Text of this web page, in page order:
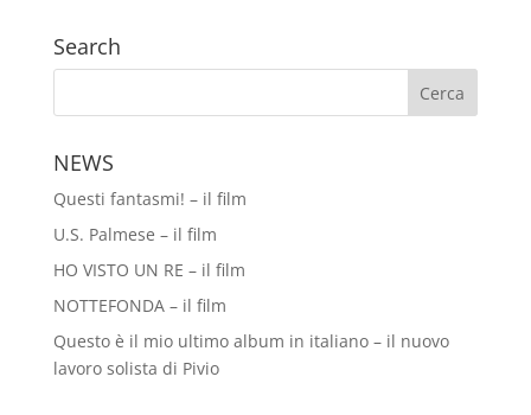
Search
NEWS
Questi fantasmi! – il film
U.S. Palmese – il film
HO VISTO UN RE – il film
NOTTEFONDA – il film
Questo è il mio ultimo album in italiano – il nuovo
lavoro solista di Pivio